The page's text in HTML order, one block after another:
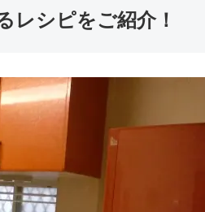
レシピをご紹介！